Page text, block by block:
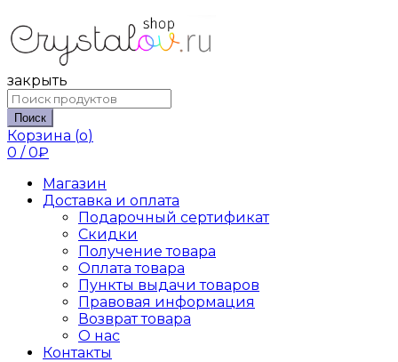
закрыть
Поиск
Корзина (o)
0 / 0₽
Магазин
Доставка и оплата
Подарочный сертификат
Скидки
Получение товара
Оплата товара
Пункты выдачи товаров
Правовая информация
Возврат товара
О нас
Контакты